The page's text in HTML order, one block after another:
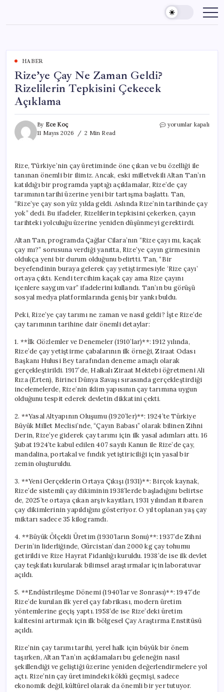
content
HABER
Rize’ye Çay Ne Zaman Geldi?
Rizelilerin Tepkisini Çekecek
Açıklama
By Ece Koç
11 Mayıs 2026
2 Min Read
Rize’ye
Rizelilerin
Tepkisini
Çekecek
Açıklama
için
yorumlar kapalı
Rize, Türkiye’nin çay üretiminde öne çıkan ve bu özelliği ile
tanınan önemli bir ilimiz. Ancak, eski milletvekili Altan Tan’ın
katıldığı bir programda yaptığı açıklamalar, Rize’de çay
tarımının tarihi üzerine yeni bir tartışma başlattı. Tan,
“Rize’ye çay son yüz yılda geldi. Aslında Rize’nin tarihinde çay
yok” dedi. Bu ifadeler, Rizelilerin tepkisini çekerken, çayın
tarihteki yolculuğu üzerine yeniden düşünmeyi gerektirdi.
Altan Tan, programda Çağlar Cilara’nın “Rize çayı mı, kaçak
çay mı?” sorusuna verdiği yanıtta, Rize’ye çayın girmesinin
oldukça yeni bir durum olduğunu belirtti. Tan, “Bir
beyefendinin buraya gelerek çay yetiştirmesiyle ‘Rize çayı’
ortaya çıktı. Kendi tercihim kaçak çay ama Rize çayını
içenlere saygım var” ifadelerini kullandı. Tan’ın bu görüşü
sosyal medya platformlarında geniş bir yankı buldu.
Peki, Rize’ye çay tarımı ne zaman ve nasıl geldi? İşte Rize’de
çay tarımının tarihine dair önemli detaylar:
1. **İlk Gözlemler ve Denemeler (1910’lar)**: 1912 yılında,
Rize’de çay yetiştirme çabalarının ilk örneği, Ziraat Odası
Başkanı Hulusi Bey tarafından deneme amaçlı olarak
gerçekleştirildi. 1917’de, Halkalı Ziraat Mektebi öğretmeni Ali
Rıza (Erten), Birinci Dünya Savaşı sırasında gerçekleştirdiği
incelemelerde, Rize’nin iklim yapısının çay tarımına uygun
olduğunu tespit ederek devletin dikkatini çekti.
2. **Yasal Altyapının Oluşumu (1920’ler)**: 1924’te Türkiye
Büyük Millet Meclisi’nde, “Çayın Babası” olarak bilinen Zihni
Derin, Rize’ye giderek çay tarımı için ilk yasal adımları attı. 16
Şubat 1924’te kabul edilen 407 sayılı Kanun ile Rize’de çay,
mandalina, portakal ve fındık yetiştiriciliği için yasal bir
zemin oluşturuldu.
3. **Yeni Gerçeklerin Ortaya Çıkışı (1931)**: Birçok kaynak,
Rize’de sistemli çay dikiminin 1938’lerde başladığını belirtse
de, 2025’te ortaya çıkan arşiv kayıtları, 1931 yılından itibaren
çay dikimlerinin yapıldığını gösteriyor. O yıl toplanan yaş çay
miktarı sadece 35 kilogramdı.
4. **Büyük Ölçekli Üretim (1930’ların Sonu)**: 1937’de Zihni
Derin’in liderliğinde, Gürcistan’dan 2000 kg çay tohumu
getirildi ve Rize Hayrat Fidanlığı kuruldu. 1938’de ise ilk devlet
çay teşkilatı kurularak bilimsel araştırmalar için laboratuvar
açıldı.
5. **Endüstrileşme Dönemi (1940’lar ve Sonrası)**: 1947’de
Rize’de kurulan ilk yerel çay fabrikası, modern üretim
yöntemlerine geçiş yaptı. 1958’de ise Rize’deki üretim
kalitesini artırmak için ilk bölgesel Çay Araştırma Enstitüsü
açıldı.
Rize’nin çay tarımı tarihi, yerel halk için büyük bir önem
taşırken, Altan Tan’ın açıklamaları bu geleneğin nasıl
şekillendiği ve geliştiği üzerine yeniden değerlendirmelere yol
açtı. Rize’nin çay üretimindeki köklü geçmişi, sadece
ekonomik değil, kültürel olarak da önemli bir yer tutuyor.